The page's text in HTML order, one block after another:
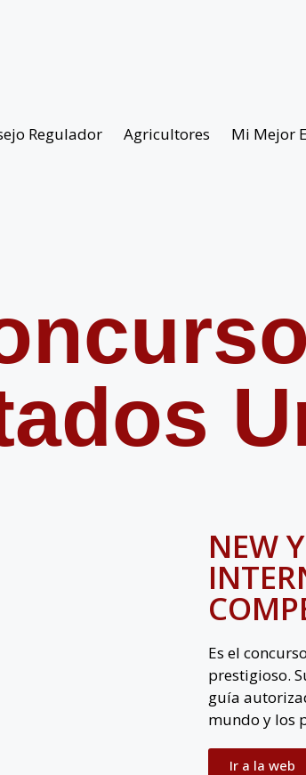
Regulador Agricultores Mi Mejor
NEW
Es el
prestigioso.
guía
mundo y los
Ir a la web